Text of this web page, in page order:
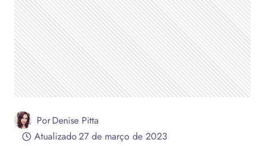
PorDenise Pitta
Atualizado27 de março de 2023